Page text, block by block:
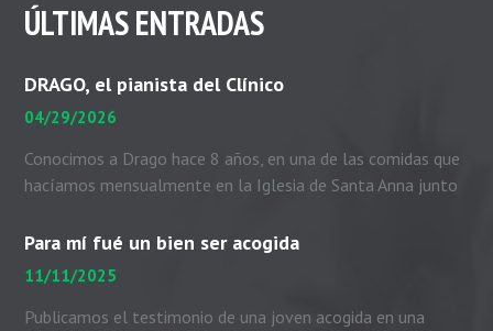
ÚLTIMAS ENTRADAS
DRAGO, el pianista del Clínico
04/29/2026
Conocimos a Drago hace 8 años, en una de las comidas que
hacíamos mensualmente en la Iglesia de Santa Anna junto
Para mí fué un bien ser acogida
11/11/2025
Publicamos el testimonio de una joven acogida en una